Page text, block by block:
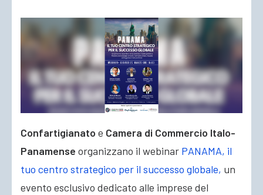
Confartigianato e Camera di Commercio Italo-
Panamense organizzano il webinar PANAMA, il
tuo centro strategico per il successo globale, un
evento esclusivo dedicato alle imprese del